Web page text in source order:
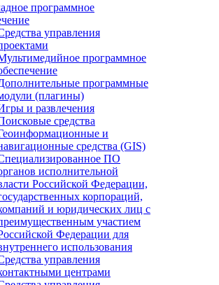
программное
управления
программное
программные
(плагины)
и развлечения
средства
и
средства (GIS)
ПО
исполнительной
Российской Федерации,
корпораций,
и юридических лиц с
участием
Федерации для
использования
управления
центрами